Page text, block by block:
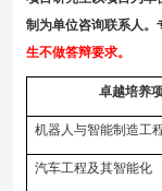
制为单位咨询联系人。
生不做答辩要求。
卓越培养
机器人与智能制造工
汽车工程及其智能化